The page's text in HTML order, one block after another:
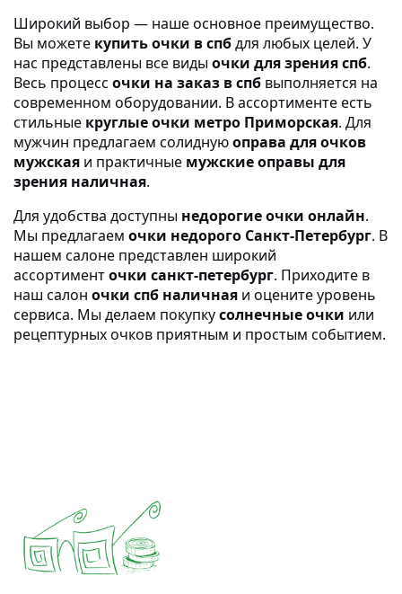
Широкий выбор — наше основное преимущество.
Вы можете купить очки в спбдля любых целей. У
нас представлены все виды очки для зрения спб.
Весь процесс очки на заказ в спб выполняется на
современном оборудовании. В ассортименте есть
стильные круглые очки метро Приморская. Для
мужчин предлагаем солиднуюоправа для очков
мужская и практичные мужские оправы для
зрения наличная.
Для удобства доступны недорогие очки онлайн.
Мы предлагаем очки недорого Санкт-Петербург. В
нашем салоне представлен широкий
ассортименточки санкт-петербург. Приходите в
наш салон очки спб наличная и оцените уровень
сервиса. Мы делаем покупкусолнечные очки или
рецептурных очков приятным и простым событием.